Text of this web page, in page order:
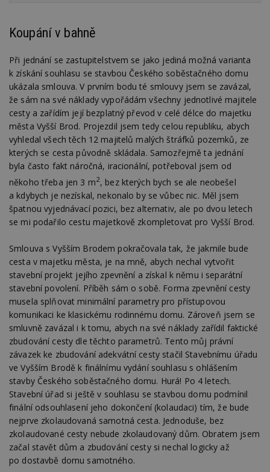
Koupání v bahně
Při jednání se zastupitelstvem se jako jediná možná varianta
k získání souhlasu se stavbou Českého soběstačného domu
ukázala smlouva. V prvním bodu té smlouvy jsem se zavázal,
že sám na své náklady vypořádám všechny jednotlivé majitele
cesty a zařídím její bezplatný převod v celé délce do majetku
města Vyšší Brod. Projezdil jsem tedy celou republiku, abych
vyhledal všech těch 12 majitelů malých štráfků pozemků, ze
kterých se cesta původně skládala. Samozřejmě ta jednání
byla často fakt náročná, iracionální, potřeboval jsem od
někoho třeba jen 3 m2, bez kterých bych se ale neobešel
a kdybych je nezískal, nekonalo by se vůbec nic. Měl jsem
špatnou vyjednávací pozici, bez alternativ, ale po dvou letech
se mi podařilo cestu majetkově zkompletovat pro Vyšší Brod.
Smlouva s Vyšším Brodem pokračovala tak, že jakmile bude
cesta v majetku města, je na mně, abych nechal vytvořit
stavební projekt jejího zpevnění a získal k němu i separátní
stavební povolení. Příběh sám o sobě. Forma zpevnění cesty
musela splňovat minimální parametry pro přístupovou
komunikaci ke klasickému rodinnému domu. Zároveň jsem se
smluvně zavázal i k tomu, abych na své náklady zařídil faktické
zbudování cesty dle těchto parametrů. Tento můj právní
závazek ke zbudování adekvátní cesty stačil Stavebnímu úřadu
ve Vyšším Brodě k finálnímu vydání souhlasu s ohlášením
stavby Českého soběstačného domu. Hurá! Po 4 letech.
Stavební úřad si ještě v souhlasu se stavbou domu podmínil
finální odsouhlasení jeho dokončení (kolaudaci) tím, že bude
nejprve zkolaudovaná samotná cesta. Jednoduše, bez
zkolaudované cesty nebude zkolaudovaný dům. Obratem jsem
začal stavět dům a zbudování cesty si nechal logicky až
po dostavbě domu samotného.